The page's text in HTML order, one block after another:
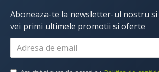
Aboneaza-te la newsletter-ul nostru
vei primi ultimele promotii si oferte